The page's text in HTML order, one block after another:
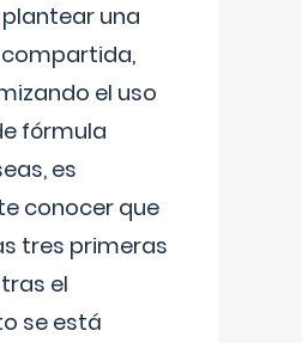
una
el uso
fórmula
es
conocer que
tres primeras
el
se está